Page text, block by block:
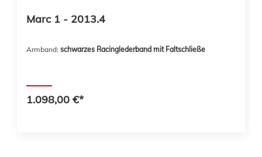
Marc 1 - 2013.4
Armband: schwarzes Racinglederband mit Faltschließe
1.098,00 €*